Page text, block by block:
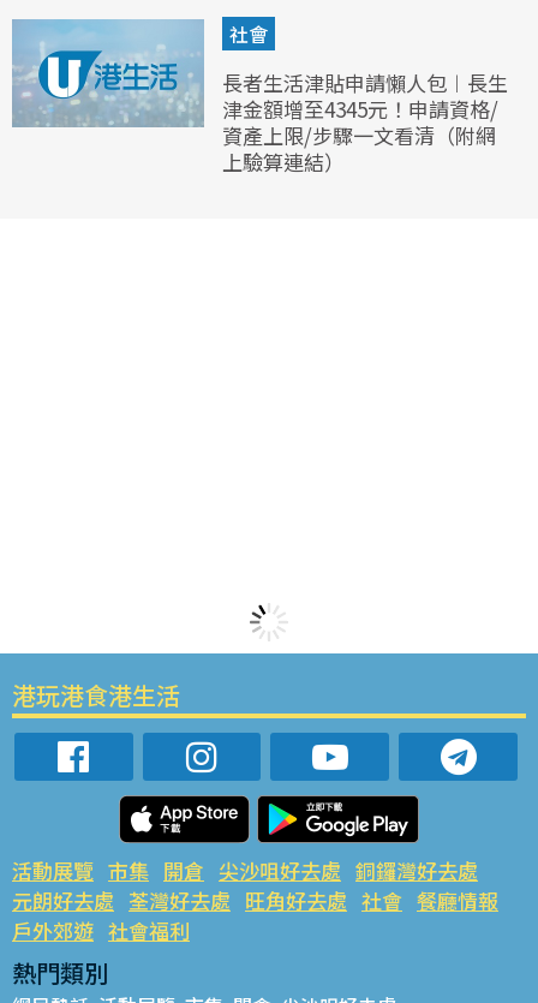
社會
長者生活津貼申請懶人包︱長生
津金額增至4345元！申請資格/
資產上限/步驟一文看清（附網
上驗算連結）
港玩港食港生活
活動展覽 市集 開倉 尖沙咀好去處 銅鑼灣好去處
元朗好去處 荃灣好去處 旺角好去處 社會 餐廳情報
戶外郊遊 社會福利
熱門類別